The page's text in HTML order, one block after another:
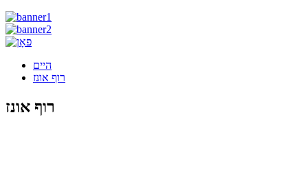
היים
רוף אונז
רוף אונז